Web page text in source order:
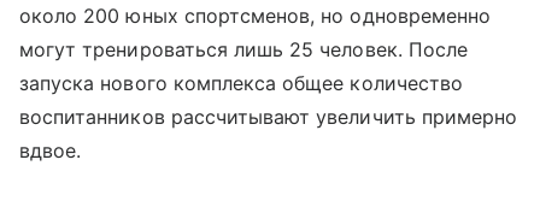
около 200 юных спортсменов, но одновременно
могут тренироваться лишь 25 человек. После
запуска нового комплекса общее количество
воспитанников рассчитывают увеличить примерно
вдвое.